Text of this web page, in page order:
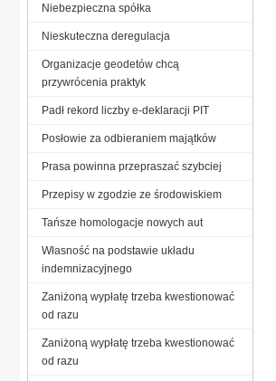
Niebezpieczna spółka
Nieskuteczna deregulacja
Organizacje geodetów chcą
przywrócenia praktyk
Padł rekord liczby e-deklaracji PIT
Posłowie za odbieraniem majątków
Prasa powinna przepraszać szybciej
Przepisy w zgodzie ze środowiskiem
Tańsze homologacje nowych aut
Własność na podstawie układu
indemnizacyjnego
Zaniżoną wypłatę trzeba kwestionować
od razu
Zaniżoną wypłatę trzeba kwestionować
od razu